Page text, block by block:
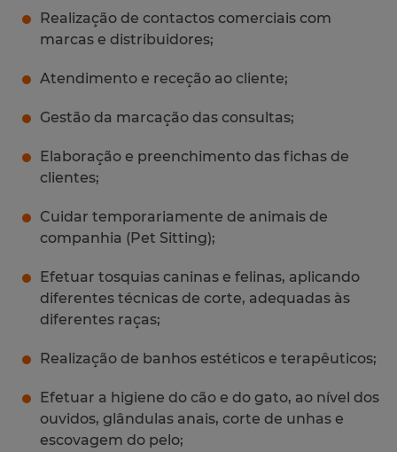
Realização de contactos comerciais com
marcas e distribuidores;
Atendimento e receção ao cliente;
Gestão da marcação das consultas;
Elaboração e preenchimento das fichas de
clientes;
Cuidar temporariamente de animais de
companhia (Pet Sitting);
Efetuar tosquias caninas e felinas, aplicando
diferentes técnicas de corte, adequadas às
diferentes raças;
Realização de banhos estéticos e terapêuticos;
Efetuar a higiene do cão e do gato, ao nível dos
ouvidos, glândulas anais, corte de unhas e
escovagem do pelo;